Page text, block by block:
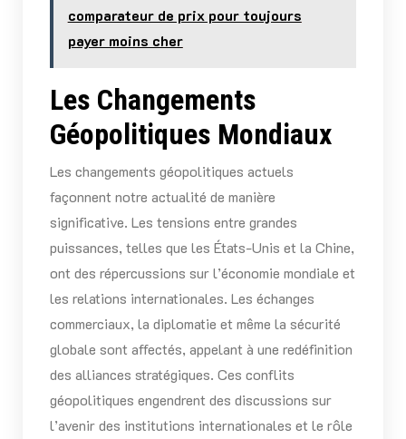
comparateur de prix pour toujours
payer moins cher
Les Changements
Géopolitiques Mondiaux
Les changements géopolitiques actuels
façonnent notre actualité de manière
significative. Les tensions entre grandes
puissances, telles que les États-Unis et la Chine,
ont des répercussions sur l’économie mondiale et
les relations internationales. Les échanges
commerciaux, la diplomatie et même la sécurité
globale sont affectés, appelant à une redéfinition
des alliances stratégiques. Ces conflits
géopolitiques engendrent des discussions sur
l’avenir des institutions internationales et le rôle